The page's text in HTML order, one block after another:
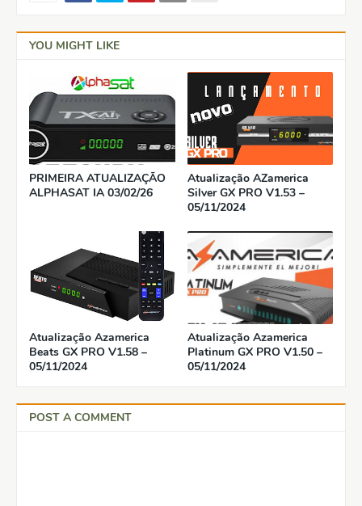
YOU MIGHT LIKE
PRIMEIRA ATUALIZAÇÃO
ALPHASAT IA 03/02/26
Atualização AZamerica
Silver GX PRO V1.53 –
05/11/2024
Atualização Azamerica
Beats GX PRO V1.58 –
05/11/2024
Atualização Azamerica
Platinum GX PRO V1.50 –
05/11/2024
POST A COMMENT